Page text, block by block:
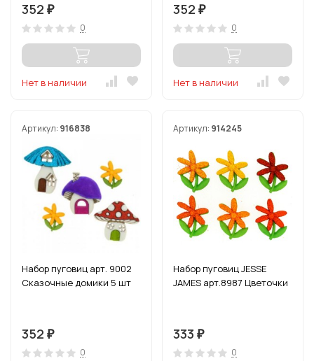
352 ₽
0
Нет в наличии
352 ₽
0
Нет в наличии
Артикул: 916838
Набор пуговиц арт. 9002
Сказочные домики 5 шт
352 ₽
0
Артикул: 914245
Набор пуговиц JESSE
JAMES арт.8987 Цветочки
333 ₽
0